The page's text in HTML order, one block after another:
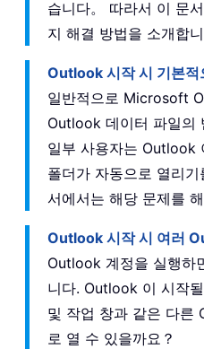
습니다。 따라서 이 문
지 해결 방법을 소개합니
Outlook 시작 시 기본적
일반적으로 Microsoft
Outlook 데이터 파일의
일부 사용자는 Outlook
폴더가 자동으로 열리
서에서는 해당 문제를
Outlook 시작 시 여러
Outlook 계정을 실행하
니다. Outlook 이 시작
및 작업 창과 같은 다른
로 열 수 있을까요？